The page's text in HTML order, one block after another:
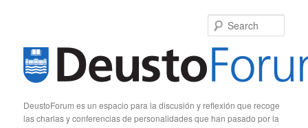
DeustoForum es un espacio para la discusión y reflexión que recoge
las charlas y conferencias de personalidades que han pasado por la